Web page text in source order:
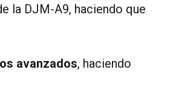
la DJM-A9, haciendo que
avanzados, haciendo